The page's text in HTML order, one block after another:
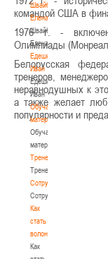
Швайбович
Елена
Швайбович
Елена
Едешко
Иван
Едешко
Иван
Обучающие
материалы
Обучающие
материалы
Тренерам
Тренерам
Сотрудничество
Сотрудничество
Как
стать
волонтером
Как
командой США в
1976 г. -
Олимпиады
Белорусская
тренеров,
неравнодушных к
а также желает
популярности и